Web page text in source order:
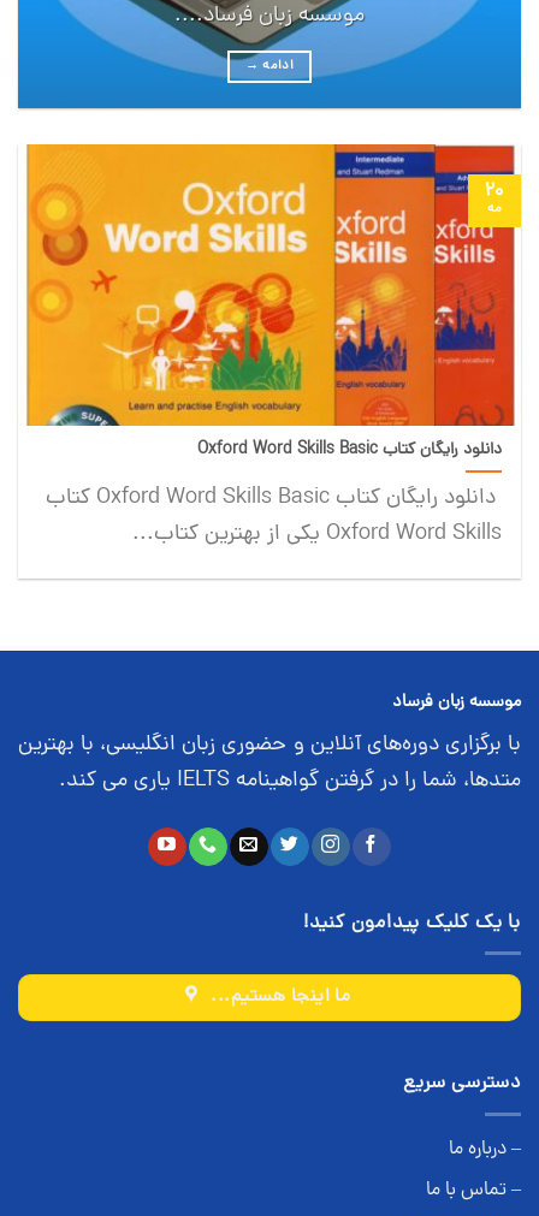
موسسه زبان فرساد....
ادامه →
دانلود رایگان کتاب Oxford Word Skills Basic
دانلود رایگان کتاب Oxford Word Skills Basic کتاب
Oxford Word Skills یکی از بهترین کتاب...
20
مه
موسسه زبان فرساد
با برگزاری دوره‌های آنلاین و حضوری زبان انگلیسی، با بهترین
متدها، شما را در گرفتن گواهینامه IELTS یاری می کند.
با یک کلیک پیدامون کنید!
ما اینجا هستیم...
دسترسی سریع
– درباره ما
– تماس با ما